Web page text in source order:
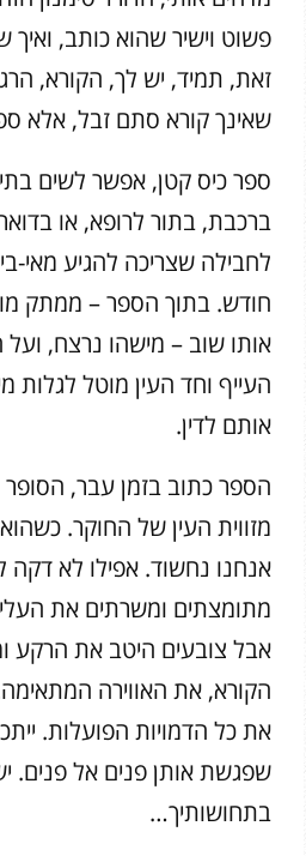
פשוט וישיר שהוא כותב, ואיך
זאת, תמיד, יש לך, הקורא,
שאינך קורא סתם זבל, אלא
ספר כיס קטן, אפשר לשים
ברכבת, בתור לרופא, או
לחבילה שצריכה להגיע מאי-
חודש. בתוך הספר – ממתק
אותו שוב – מישהו נרצח,
העייף וחד העין מוטל לגלות
אותם לדין.
הספר כתוב בזמן עבר,
מזווית העין של החוקר.
אנחנו נחשוד. אפילו לא דקה
מתומצתים ומשרתים את
אבל צובעים היטב את הרקע
הקורא, את האווירה
את כל הדמויות הפועלות.
שפגשת אותן פנים אל פנים.
בתחושותיך…